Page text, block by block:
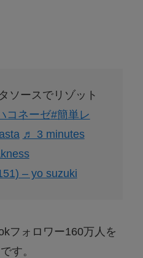
ソースでリゾット
コネーゼ#簡単レ
♬ 3 minutes
– yo suzuki
フォロワー160万人を
す。